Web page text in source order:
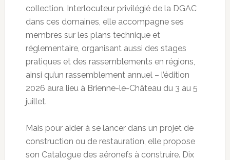
collection. Interlocuteur privilégié de la DGAC
dans ces domaines, elle accompagne ses
membres sur les plans technique et
réglementaire, organisant aussi des stages
pratiques et des rassemblements en régions,
ainsi qu’un rassemblement annuel – l’édition
2026 aura lieu à Brienne-le-Château du 3 au 5
juillet.
Mais pour aider à se lancer dans un projet de
construction ou de restauration, elle propose
son Catalogue des aéronefs à construire. Dix